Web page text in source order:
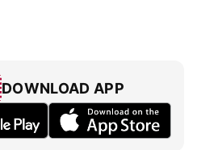
DOWNLOAD APP